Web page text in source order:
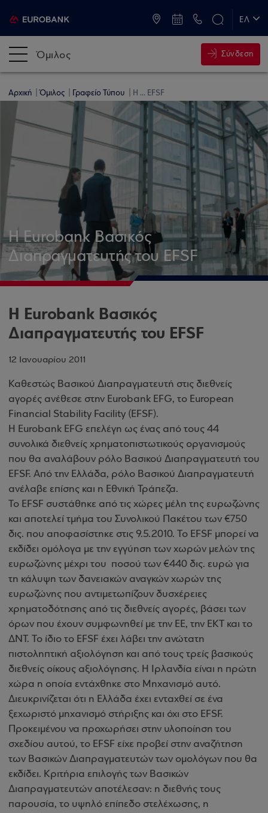
ΕΛ
Όμιλος Σύνδεση
Αρχική Όμιλος Γραφείο Τύπου H ... EFSF
H Eurobank Βασικός
Διαπραγματευτής του EFSF
H Eurobank Βασικός
Διαπραγματευτής του EFSF
12 Ιανουαρίου 2011
Καθεστώς Βασικού Διαπραγματευτή στις διεθνείς
αγορές ανέθεσε στην Eurobank EFG, το European
Financial Stability Facility (EFSF).
Η Eurobank EFG επελέγη ως ένας από τους 44
συνολικά διεθνείς χρηματοπιστωτικούς οργανισμούς
που θα αναλάβουν ρόλο Βασικού Διαπραγματευτή του
EFSF. Από την Ελλάδα, ρόλο Βασικού Διαπραγματευτή
ανέλαβε επίσης και η Εθνική Τράπεζα.
Το EFSF συστάθηκε από τις χώρες μέλη της ευρωζώνης
και αποτελεί τμήμα του Συνολικού Πακέτου των €750
δις. που αποφασίστηκε στις 9.5.2010. Το EFSF μπορεί να
εκδίδει ομόλογα με την εγγύηση των χωρών μελών της
ευρωζώνης μέχρι του ποσού των €440 δις. ευρώ για
τη κάλυψη των δανειακών αναγκών χωρών της
ευρωζώνης που αντιμετωπίζουν δυσχέρειες
χρηματοδότησης από τις διεθνείς αγορές, βάσει των
όρων που έχουν συμφωνηθεί με την ΕΕ, την ΕΚΤ και το
ΔΝΤ. Το ίδιο το EFSF έχει λάβει την ανώτατη
πιστοληπτική αξιολόγηση και από τους τρείς βασικούς
διεθνείς οίκους αξιολόγησης. Η Ιρλανδία είναι η πρώτη
χώρα η οποία εντάχθηκε στο Μηχανισμό αυτό.
Διευκρινίζεται ότι η Ελλάδα έχει ενταχθεί σε ένα
ξεχωριστό μηχανισμό στήριξης και όχι στο EFSF.
Προκειμένου να προχωρήσει στην υλοποίηση του
σχεδίου αυτού, το EFSF είχε προβεί στην αναζήτηση
των Βασικών Διαπραγματευτών των ομολόγων που θα
εκδίδει. Κριτήρια επιλογής των Βασικών
Διαπραγματευτών αποτέλεσαν: η διεθνής τους
παρουσία, το υψηλό επίπεδο στελέχωσης, η